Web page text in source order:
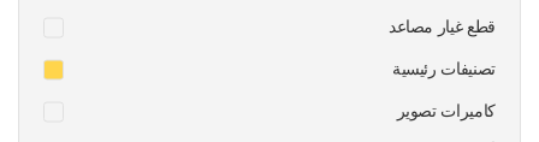
قطع غيار مصاعد
تصنيفات رئيسية
كاميرات تصوير